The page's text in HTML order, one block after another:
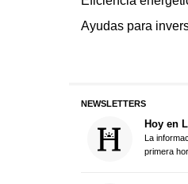
Ayudas para
NEWSLETTERS
Hoy en
La
primera